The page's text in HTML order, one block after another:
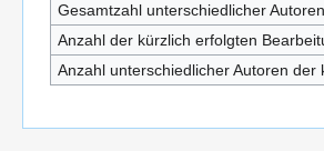
Gesamtzahl unterschiedlicher Autoren
Anzahl der kürzlich erfolgten
Anzahl unterschiedlicher Autoren